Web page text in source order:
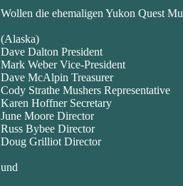
Wollen die ehemaligen Yukon Quest
(Alaska)
Dave Dalton President
Mark Weber Vice-President
Dave McAlpin Treasurer
Cody Strathe Mushers Representative
Karen Hoffner Secretary
June Moore Director
Russ Bybee Director
Doug Grilliot Director
und